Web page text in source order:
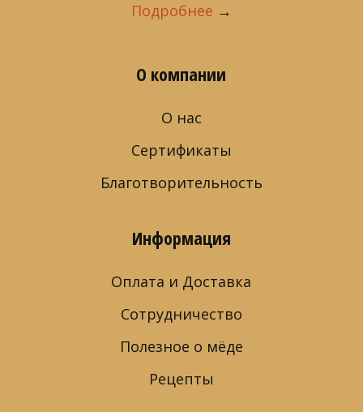
Подробнее →
О компании
О нас
Сертификаты
Благотворительность
Информация
Оплата и Доставка
Сотрудничество
Полезное о мёде
Рецепты